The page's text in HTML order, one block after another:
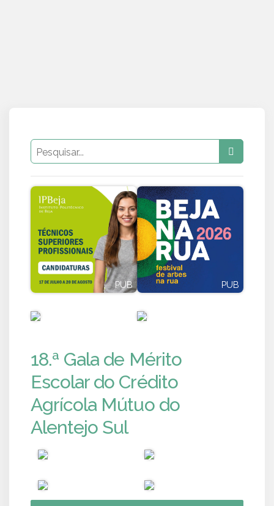
PUB PUB
18.ª Gala de Mérito
Escolar do Crédito
Agrícola Mútuo do
Alentejo Sul